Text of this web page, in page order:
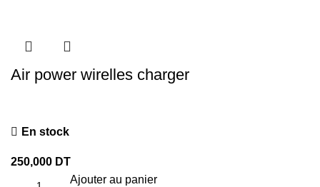
Air power wirelles charger
En stock
250,000 DT
Ajouter au panier